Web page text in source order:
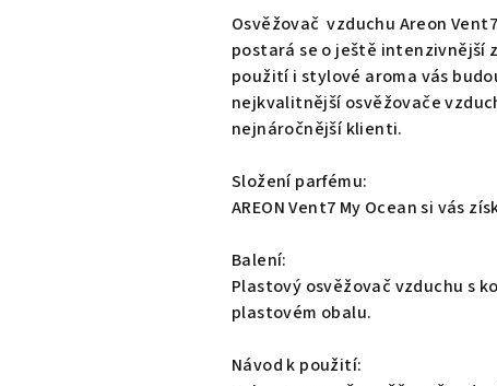
produktu
0,0
z
hvězdiček.
Osvěžovač vzduchu Areon
postará se o ještě intenzivnější
použití i stylové aroma vás
nejkvalitnější osvěžovače
nejnáročnější klienti.
Složení parfému:
AREON Vent7 My Ocean si vás
Balení:
Plastový osvěžovač vzduchu s
plastovém obalu.
Návod k použití: